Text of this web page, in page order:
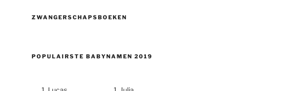
ZWANGERSCHAPSBOEKEN
POPULAIRSTE BABYNAMEN 2019